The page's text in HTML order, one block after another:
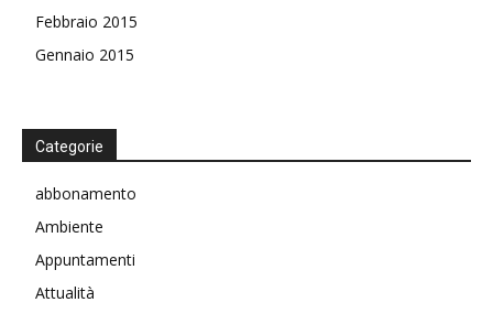
Febbraio 2015
Gennaio 2015
Categorie
abbonamento
Ambiente
Appuntamenti
Attualità